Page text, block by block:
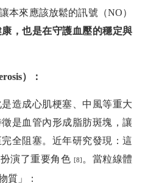
本來應該放鬆的訊號（NO）
，也是在守護血壓的穩定與
）：
造成心肌梗塞、中風等重大
是血管內形成脂肪斑塊，讓
全阻塞。近年研究發現：這
演了重要角色 [8] 。當粒線體
質」：